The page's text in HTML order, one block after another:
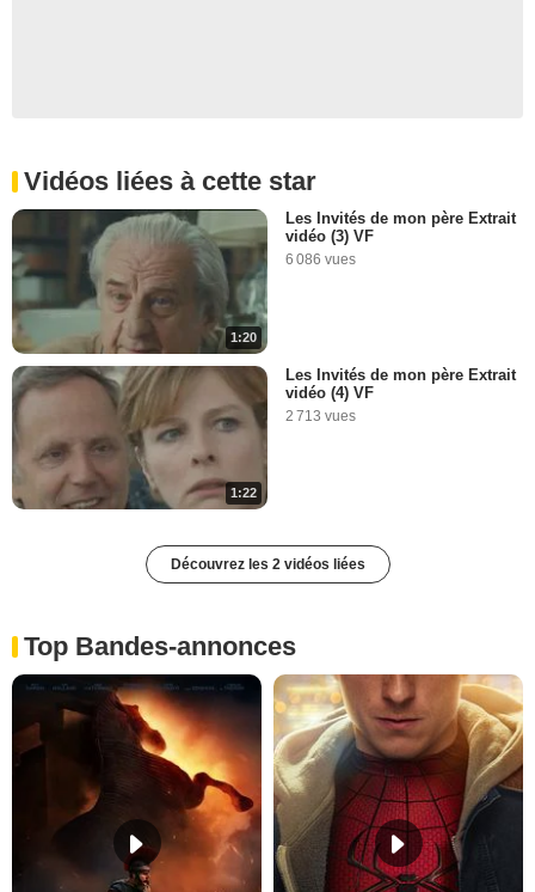
Vidéos liées à cette star
1:20
Les Invités de mon père Extrait
vidéo (3) VF
6 086 vues
1:22
Les Invités de mon père Extrait
vidéo (4) VF
2 713 vues
Découvrez les 2 vidéos liées
Top Bandes-annonces